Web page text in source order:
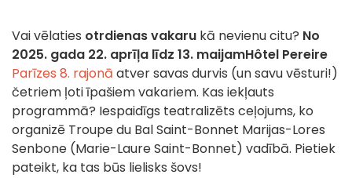
Vai vēlaties otrdienas vakaru kā nevienu citu? No
2025. gada 22. aprīļa līdz 13. maijamHôtel Pereire
Parīzes 8. rajonā atver savas durvis (un savu vēsturi!)
četriem ļoti īpašiem vakariem. Kas iekļauts
programmā? Iespaidīgs teatralizēts ceļojums, ko
organizē Troupe du Bal Saint-Bonnet Marijas-Lores
Senbone (Marie-Laure Saint-Bonnet) vadībā. Pietiek
pateikt, ka tas būs lielisks šovs!